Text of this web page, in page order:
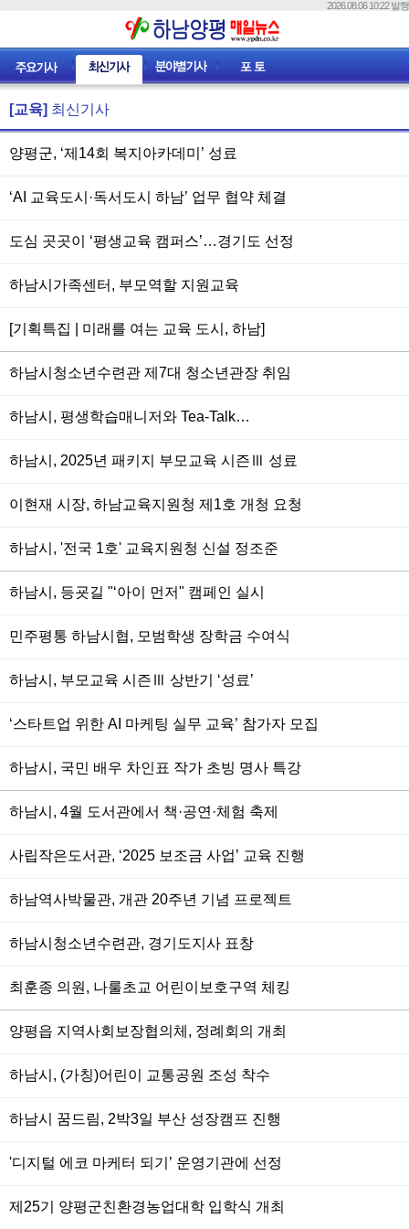
2026.08.06 10:22 발행
[교육] 최신기사
양평군, ‘제14회 복지아카데미’ 성료
‘AI 교육도시·독서도시 하남’ 업무 협약 체결
도심 곳곳이 ‘평생교육 캠퍼스’…경기도 선정
하남시가족센터, 부모역할 지원교육
[기획특집 | 미래를 여는 교육 도시, 하남]
하남시청소년수련관 제7대 청소년관장 취임
하남시, 평생학습매니저와 Tea-Talk…
하남시, 2025년 패키지 부모교육 시즌Ⅲ 성료
이현재 시장, 하남교육지원청 제1호 개청 요청
하남시, '전국 1호' 교육지원청 신설 정조준
하남시, 등굣길 "‘아이 먼저" 캠페인 실시
민주평통 하남시협, 모범학생 장학금 수여식
하남시, 부모교육 시즌Ⅲ 상반기 ‘성료’
‘스타트업 위한 AI 마케팅 실무 교육’ 참가자 모집
하남시, 국민 배우 차인표 작가 초빙 명사 특강
하남시, 4월 도서관에서 책·공연·체험 축제
사립작은도서관, ‘2025 보조금 사업’ 교육 진행
하남역사박물관, 개관 20주년 기념 프로젝트
하남시청소년수련관, 경기도지사 표창
최훈종 의원, 나룰초교 어린이보호구역 체킹
양평읍 지역사회보장협의체, 정례회의 개최
하남시, (가칭)어린이 교통공원 조성 착수
하남시 꿈드림, 2박3일 부산 성장캠프 진행
'디지털 에코 마케터 되기’ 운영기관에 선정
제25기 양평군친환경농업대학 입학식 개최